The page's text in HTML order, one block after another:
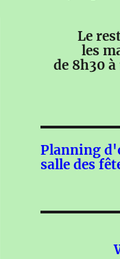
Le
les
de 8h30 à
Planning
salle des